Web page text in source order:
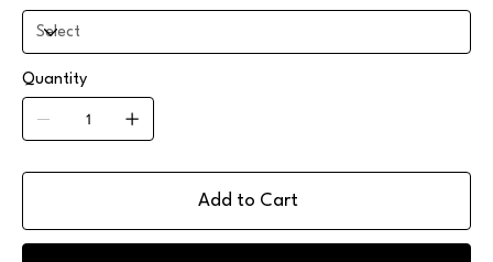
Quantity
Add to Cart